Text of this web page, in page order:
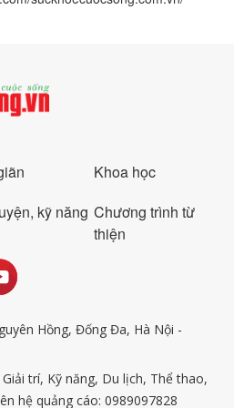
Khoa học
kỹ năng Chương trình từ
thiện
Hồng, Đống Đa, Hà Nội -
Giải trí, Kỹ năng, Du lịch, Thể thao,
hệ quảng cáo: 0989097828